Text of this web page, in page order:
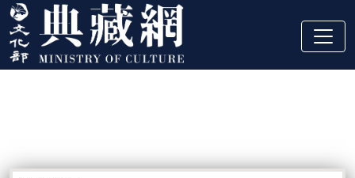
跳到主要內容
:::